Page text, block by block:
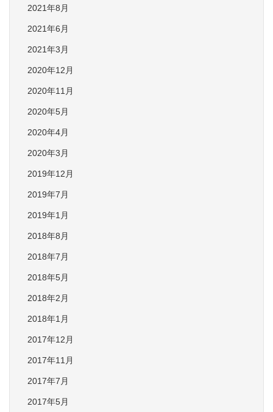
2021年8月
2021年6月
2021年3月
2020年12月
2020年11月
2020年5月
2020年4月
2020年3月
2019年12月
2019年7月
2019年1月
2018年8月
2018年7月
2018年5月
2018年2月
2018年1月
2017年12月
2017年11月
2017年7月
2017年5月